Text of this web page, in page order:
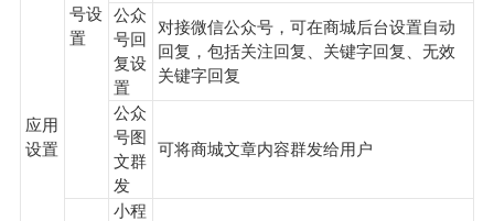
应用
设置
号设
置
公众
号回
复设
置
对接微信公众号，可在商城后台设置自动
回复，包括关注回复、关键字回复、无效
关键字回复
公众
号图
文群
发
可将商城文章内容群发给用户
小程